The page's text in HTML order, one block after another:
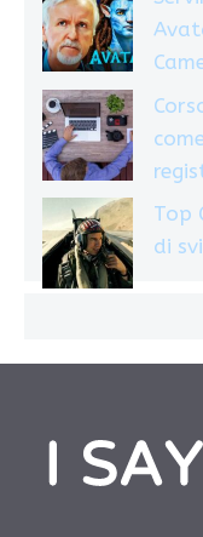
Top
di